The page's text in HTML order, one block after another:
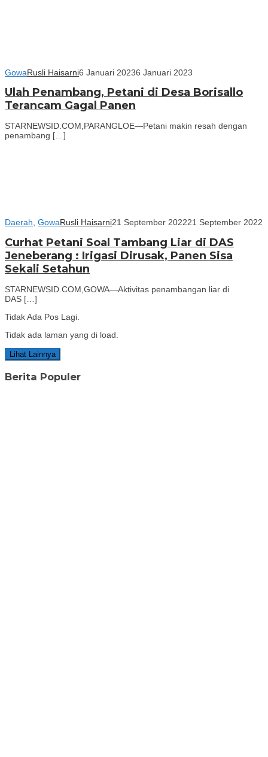
GowaRusli Haisarni6 Januari 20236 Januari 2023
Ulah Penambang, Petani di Desa Borisallo
Terancam Gagal Panen
STARNEWSID.COM,PARANGLOE—Petani makin resah dengan
penambang […]
Daerah, GowaRusli Haisarni21 September 202221 September 2022
Curhat Petani Soal Tambang Liar di DAS
Jeneberang : Irigasi Dirusak, Panen Sisa
Sekali Setahun
STARNEWSID.COM,GOWA—Aktivitas penambangan liar di
DAS […]
Tidak Ada Pos Lagi.
Tidak ada laman yang di load.
Lihat Lainnya
Berita Populer